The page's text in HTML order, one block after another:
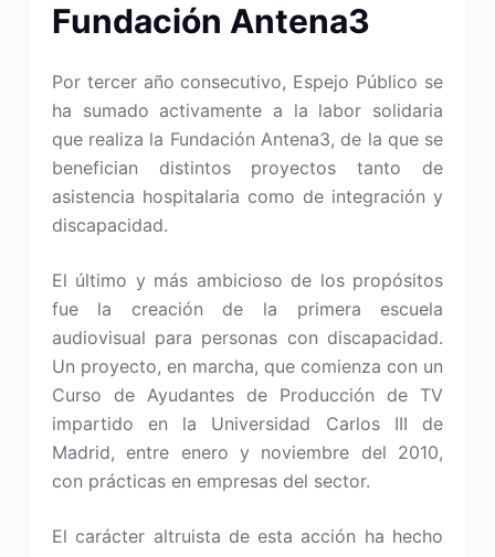
Fundación Antena3
Por tercer año consecutivo, Espejo Público se
ha sumado activamente a la labor solidaria
que realiza la Fundación Antena3, de la que se
benefician distintos proyectos tanto de
asistencia hospitalaria como de integración y
discapacidad.
El último y más ambicioso de los propósitos
fue la creación de la primera escuela
audiovisual para personas con discapacidad.
Un proyecto, en marcha, que comienza con un
Curso de Ayudantes de Producción de TV
impartido en la Universidad Carlos III de
Madrid, entre enero y noviembre del 2010,
con prácticas en empresas del sector.
El carácter altruista de esta acción ha hecho